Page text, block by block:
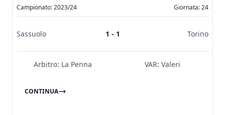
Campionato: 2023/24 Giornata: 24
Sassuolo 1 - 1 Torino
Arbitro: La Penna VAR: Valeri
CONTINUA